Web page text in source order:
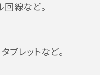
線など。
ブレットなど。